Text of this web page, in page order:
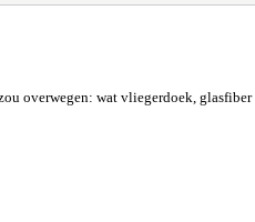
overwegen: wat vliegerdoek,